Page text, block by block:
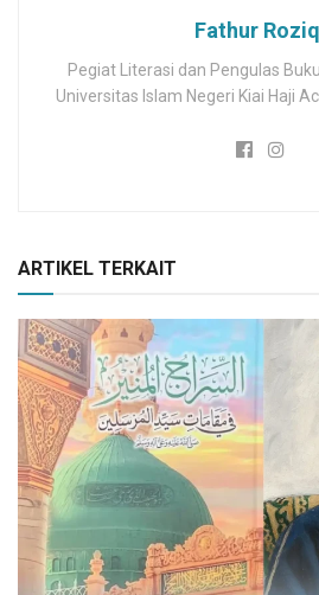
Fathur
Pegiat Literasi dan Pengulas
Universitas Islam Negeri Kiai Haji
ARTIKEL TERKAIT